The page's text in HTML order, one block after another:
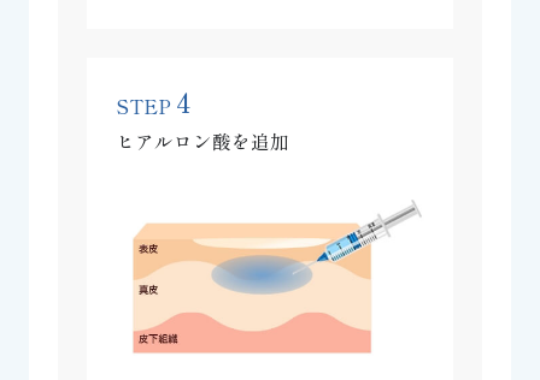
STEP 4
ヒアルロン酸を追加